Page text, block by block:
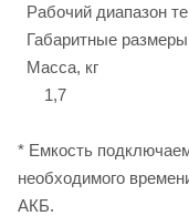
Рабочий диапазон
Габаритные
Масса, кг
1,7
* Емкость
необходимого
АКБ.